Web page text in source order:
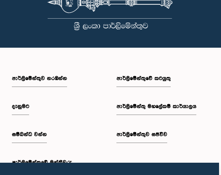
පාර්ලි‌මේන්තුව නරඹන්න
දැනුමට
සම්බන්ධ වන්න
පාර්ලි‌මේන්තුවේ මන්ත්‍රීවරු
පාර්ලිමේන්තුවේ කටයුතු
පාර්ලිමේන්තු මහලේකම් කාර්යාලය
පාර්ලිමේන්තුව සජීවීව